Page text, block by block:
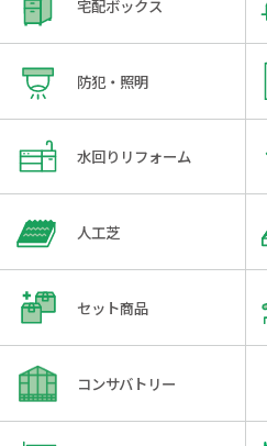
宅配ボックス
防犯・照明
水回りリフォーム
人工芝
セット商品
コンサバトリー